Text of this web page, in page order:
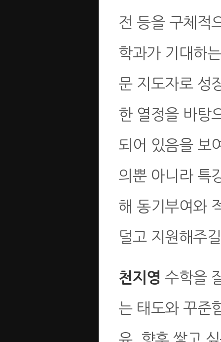
전 등을 구체적
학과가 기대하
문 지도자로 성
한 열정을 바탕
되어 있음을 보
의뿐 아니라 특
해 동기부여와
덜고 지원해주
천지영 수학을
는 태도와 꾸준
유, 향후 쌓고